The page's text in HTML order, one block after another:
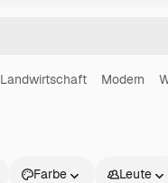
Landwirtschaft Modern
Farbe Leute